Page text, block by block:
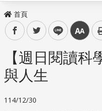
首頁
facebooktwitter line 中
【週日閱讀科
與人生
114/12/30